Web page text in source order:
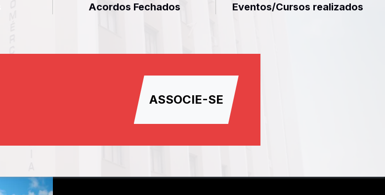
Acordos Fechados Eventos/Cursos realizados
ASSOCIE-SE